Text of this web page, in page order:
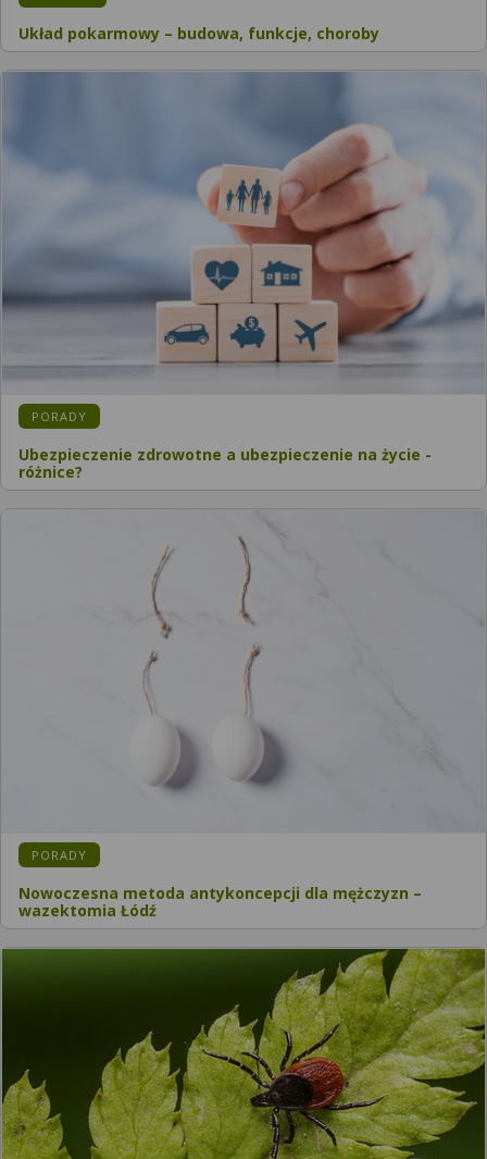
Układ pokarmowy – budowa, funkcje, choroby
PORADY
Ubezpieczenie zdrowotne a ubezpieczenie na życie -
różnice?
PORADY
Nowoczesna metoda antykoncepcji dla mężczyzn –
wazektomia Łódź